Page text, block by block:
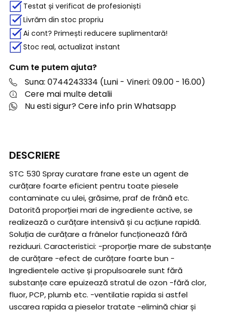
Testat și verificat de profesioniști
Livrăm din stoc propriu
Ai cont? Primești reducere suplimentară!
Stoc real, actualizat instant
Cum te putem ajuta?
Suna: 0744243334 (Luni - Vineri: 09.00 - 16.00)
Cere mai multe detalii
Nu esti sigur? Cere info prin Whatsapp
DESCRIERE
STC 530 Spray curatare frane este un agent de
curățare foarte eficient pentru toate piesele
contaminate cu ulei, grăsime, praf de frână etc.
Datorită proporției mari de ingrediente active, se
realizează o curățare intensivă și cu acțiune rapidă.
Soluția de curățare a frânelor funcționează fără
reziduuri. Caracteristici: -proporție mare de substanțe
de curățare -efect de curățare foarte bun -
Ingredientele active și propulsoarele sunt fără
substanțe care epuizează stratul de ozon -fără clor,
fluor, PCP, plumb etc. -ventilatie rapida si astfel
uscarea rapida a pieselor tratate -elimină chiar și